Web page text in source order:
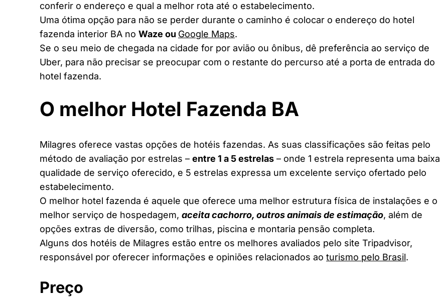
conferir o endereço e qual a melhor rota até o estabelecimento.
Uma ótima opção para não se perder durante o caminho é colocar o endereço do hotel
fazenda interior BA no Waze ou Google Maps.
Se o seu meio de chegada na cidade for por avião ou ônibus, dê preferência ao serviço de
Uber, para não precisar se preocupar com o restante do percurso até a porta de entrada do
hotel fazenda.
O melhor Hotel Fazenda BA
Milagres oferece vastas opções de hotéis fazendas. As suas classificações são feitas pelo
método de avaliação por estrelas – entre 1 a 5 estrelas – onde 1 estrela representa uma baixa
qualidade de serviço oferecido, e 5 estrelas expressa um excelente serviço ofertado pelo
estabelecimento.
O melhor hotel fazenda é aquele que oferece uma melhor estrutura física de instalações e o
melhor serviço de hospedagem, aceita cachorro, outros animais de estimação, além de
opções extras de diversão, como trilhas, piscina e montaria pensão completa.
Alguns dos hotéis de Milagres estão entre os melhores avaliados pelo site Tripadvisor,
responsável por oferecer informações e opiniões relacionados ao turismo pelo Brasil.
Preço